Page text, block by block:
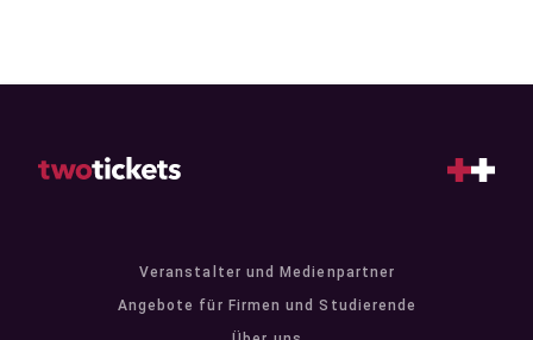
Veranstalter und Medienpartner
Angebote für Firmen und Studierende